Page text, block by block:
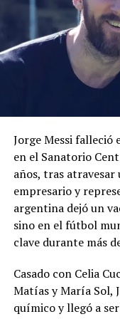
DoctorSV refuerza la
atención de
preventivo
En «Principal»
Autorizan recursos para
22 abril, 2026
En «Principal»
Me gusta esto:
Jorge Messi falleció
en el Sanatorio
años, tras atravesar
empresario y
argentina dejó un
sino en el fútbol
clave durante más
Casado con Celia
Matías y María Sol,
químico y llegó a